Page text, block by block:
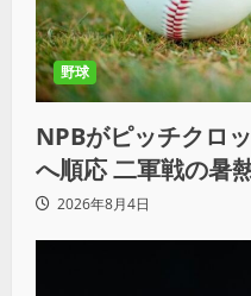
野球
NPBがピッチクロ
へ順応 二軍戦の暑
2026年8月4日